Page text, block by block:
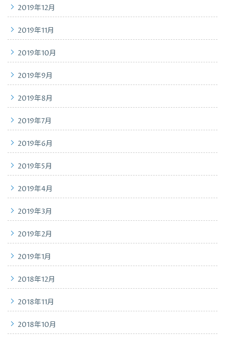
2019年12月
2019年11月
2019年10月
2019年9月
2019年8月
2019年7月
2019年6月
2019年5月
2019年4月
2019年3月
2019年2月
2019年1月
2018年12月
2018年11月
2018年10月